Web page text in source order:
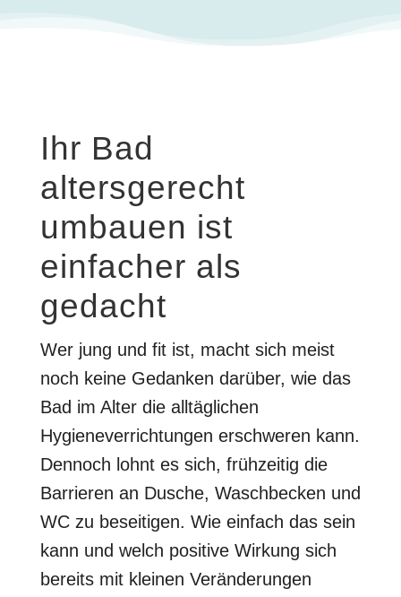
Ihr Bad
altersgerecht
umbauen ist
einfacher als
gedacht
Wer jung und fit ist, macht sich meist
noch keine Gedanken darüber, wie das
Bad im Alter die alltäglichen
Hygieneverrichtungen erschweren kann.
Dennoch lohnt es sich, frühzeitig die
Barrieren an Dusche, Waschbecken und
WC zu beseitigen. Wie einfach das sein
kann und welch positive Wirkung sich
bereits mit kleinen Veränderungen